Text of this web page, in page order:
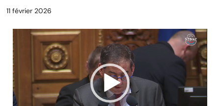
11 février 2026
Lecteur
vidéo